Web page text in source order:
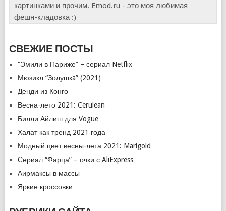
картинками и прочим. Emod.ru - это моя любимая
фешн-кладовка :)
СВЕЖИЕ ПОСТЫ
“Эмили в Париже” – сериал Netflix
Мюзикл “Золушкa” (2021)
Денди из Конго
Весна-лето 2021: Cerulean
Билли Айлиш для Vogue
Халат как тренд 2021 года
Модный цвет весны-лета 2021: Marigold
Сериал “Фарца” – очки с AliExpress
Аирмаксы в массы
Яркие кроссовки